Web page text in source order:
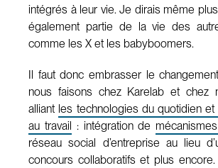
intégrés à leur vie. Je dirais même
également partie de la vie des
comme les X et les babyboomers.
Il faut donc embrasser le
nous faisons chez Karelab et chez
alliant les technologies du quotidien
au travail : intégration de
réseau social d’entreprise au lieu
concours collaboratifs et plus